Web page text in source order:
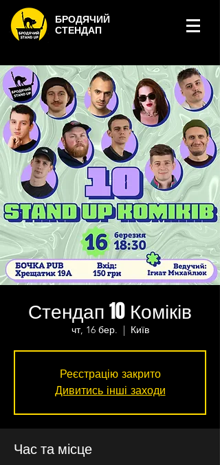
БРОДЯЧИЙ
СТЕНДАП
Стендап 10 Коміків
чт, 16 бер.
  |
Київ
Реєстрацію закрито
Дивитись інші заходи
Час та місце